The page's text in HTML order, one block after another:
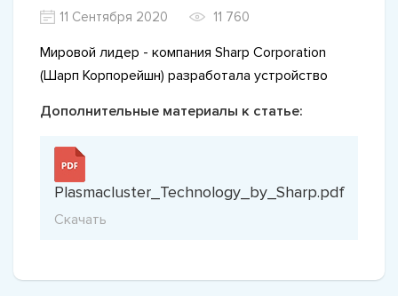
11 Сентября 2020 11 760
Мировой лидер - компания Sharp Corporation
(Шарп Корпорейшн) разработала устройство
Дополнительные материалы к статье:
Plasmacluster_Technology_by_Sharp.pdf
Скачать